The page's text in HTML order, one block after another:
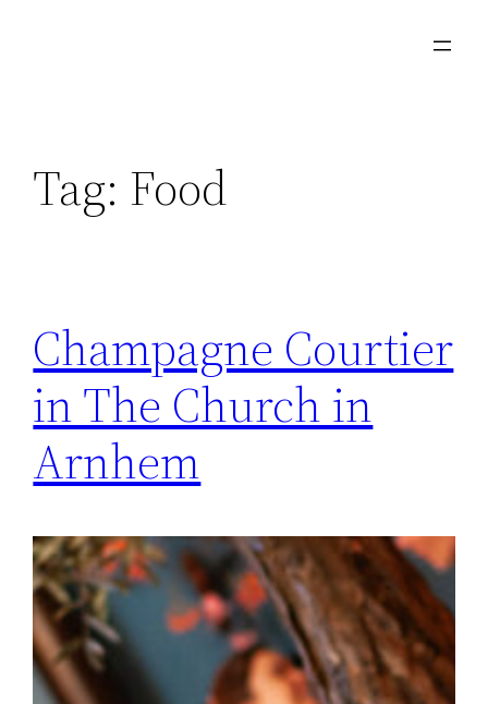
Tag: Food
Champagne Courtier
in The Church in
Arnhem